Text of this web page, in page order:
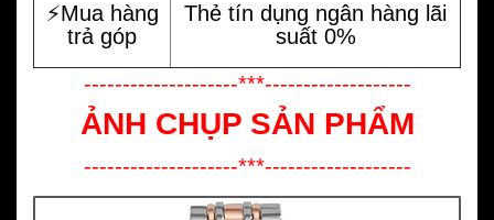
⚡️Mua hàng
trả góp
Thẻ tín dụng ngân hàng lãi
suất 0%
--------------------***-------------------
ẢNH CHỤP SẢN PHẨM
--------------------***-------------------